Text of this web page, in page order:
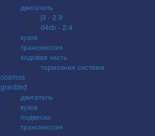
двигатель
j3 - 2.9
d4cb - 2.4
кузов
трансмиссия
ходовая часть
тормозная система
cosmos
granbird
двигатель
кузов
подвеска
трансмиссия